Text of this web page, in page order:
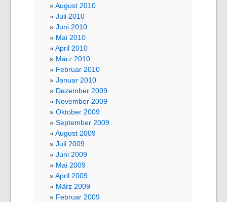
August 2010
Juli 2010
Juni 2010
Mai 2010
April 2010
März 2010
Februar 2010
Januar 2010
Dezember 2009
November 2009
Oktober 2009
September 2009
August 2009
Juli 2009
Juni 2009
Mai 2009
April 2009
März 2009
Februar 2009